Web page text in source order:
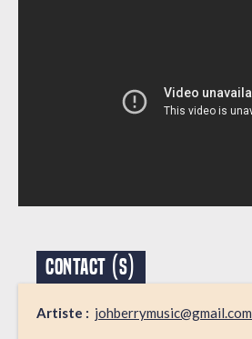
CONTACT (S)
Artiste : johberrymusic@gmail.com